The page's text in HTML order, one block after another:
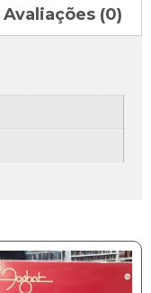
Avaliações (0)